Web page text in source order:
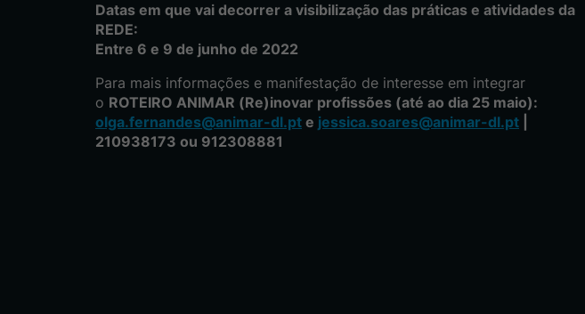
Datas em que vai decorrer a visibilização das práticas e atividades da
REDE:
Entre 6 e 9 de junho de 2022
Para mais informações e manifestação de interesse em integrar
o ROTEIRO ANIMAR (Re)inovar profissões (até ao dia 25 maio):
olga.fernandes@animar-dl.pt e jessica.soares@animar-dl.pt
210938173 ou 912308881